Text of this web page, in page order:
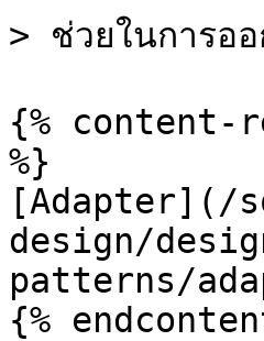
> ช่วยในการอ
{% content-
%}
[Adapter](/
design/
patterns/
{%